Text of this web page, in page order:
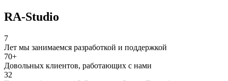
RA-Studio
7
Лет мы занимаемся разработкой и поддержкой
70+
Довольных клиентов, работающих с нами
32